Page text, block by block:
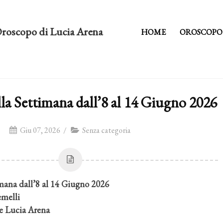
di Lucia Arena HOME OROSCOPO
Settimana dall’8 al 14 Giugno 2026
Giu 07, 2026 / Senza categoria
dall’8 al 14 Giugno 2026
Lucia Arena